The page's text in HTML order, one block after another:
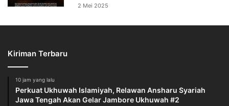
2 Mei 2025
Kiriman Terbaru
10 jam yang lalu
Perkuat Ukhuwah Islamiyah, Relawan Ansharu Syariah
Jawa Tengah Akan Gelar Jambore Ukhuwah #2